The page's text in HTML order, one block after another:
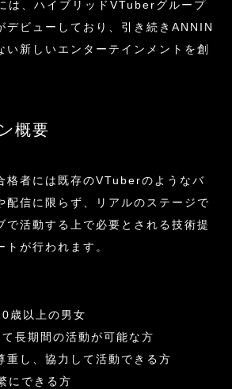
は、ハイブリッドVTuberグループ
デビューしており、引き続きANNIN
い新しいエンターテインメントを創
概要
格者には既存のVTuberのようなバ
配信に限らず、リアルのステージで
で活動する上で必要とされる技術提
が行われます。
歳以上の男女
長期間の活動が可能な方
し、協力して活動できる方
にできる方